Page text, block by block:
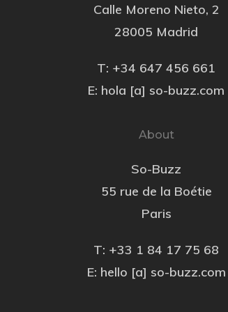
Calle Moreno Nieto, 2
28005 Madrid
T: +34 647 456 661
E: hola [a] so-buzz.com
About
So-Buzz
55 rue de la Boétie
Paris
T: +33 1 84 17 75 68
E: hello [a] so-buzz.com